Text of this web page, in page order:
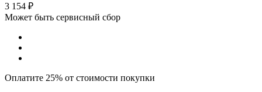
3 154 ₽
Может быть сервисный сбор
Оплатите 25% от стоимости покупки